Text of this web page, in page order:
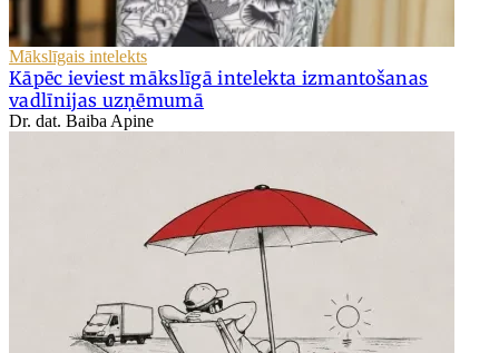
Mākslīgais intelekts
Kāpēc ieviest mākslīgā intelekta izmantošanas
vadlīnijas uzņēmumā
Dr. dat. Baiba Apine